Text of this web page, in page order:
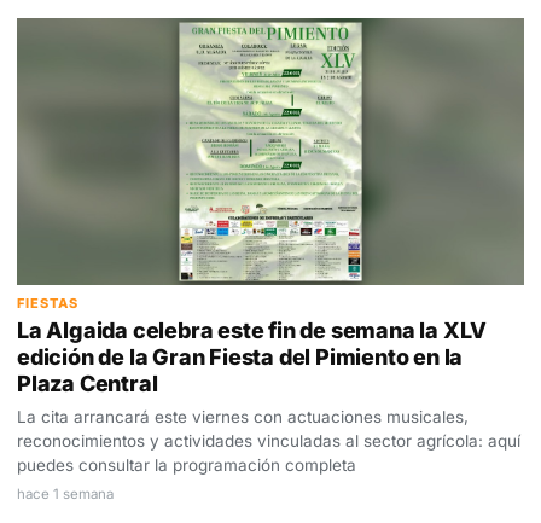
FIESTAS
La Algaida celebra este fin de semana la XLV
edición de la Gran Fiesta del Pimiento en la
Plaza Central
La cita arrancará este viernes con actuaciones musicales,
reconocimientos y actividades vinculadas al sector agrícola: aquí
puedes consultar la programación completa
hace 1 semana